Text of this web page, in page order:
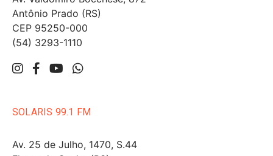
Antônio Prado (RS)
CEP 95250-000
(54) 3293-1110
SOLARIS 99.1 FM
Av. 25 de Julho, 1470, S.44